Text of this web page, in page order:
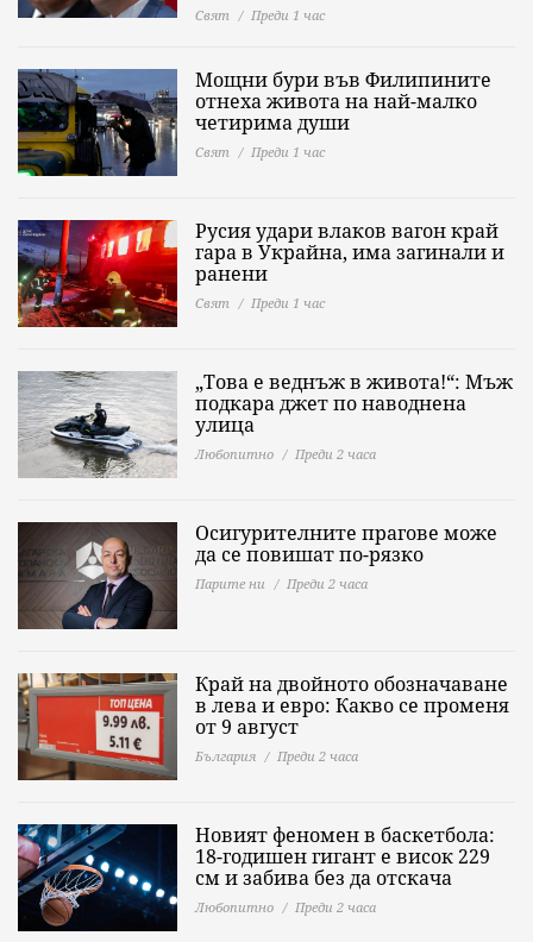
Свят Преди 1 час
Мощни бури във Филипините
отнеха живота на най-малко
четирима души
Свят Преди 1 час
Русия удари влаков вагон край
гара в Украйна, има загинали и
ранени
Свят Преди 1 час
„Това е веднъж в живота!“: Мъж
подкара джет по наводнена
улица
Любопитно Преди 2 часа
Осигурителните прагове може
да се повишат по-рязко
Парите ни Преди 2 часа
Край на двойното обозначаване
в лева и евро: Какво се променя
от 9 август
България Преди 2 часа
Новият феномен в баскетбола:
18-годишен гигант е висок 229
см и забива без да отскача
Любопитно Преди 2 часа